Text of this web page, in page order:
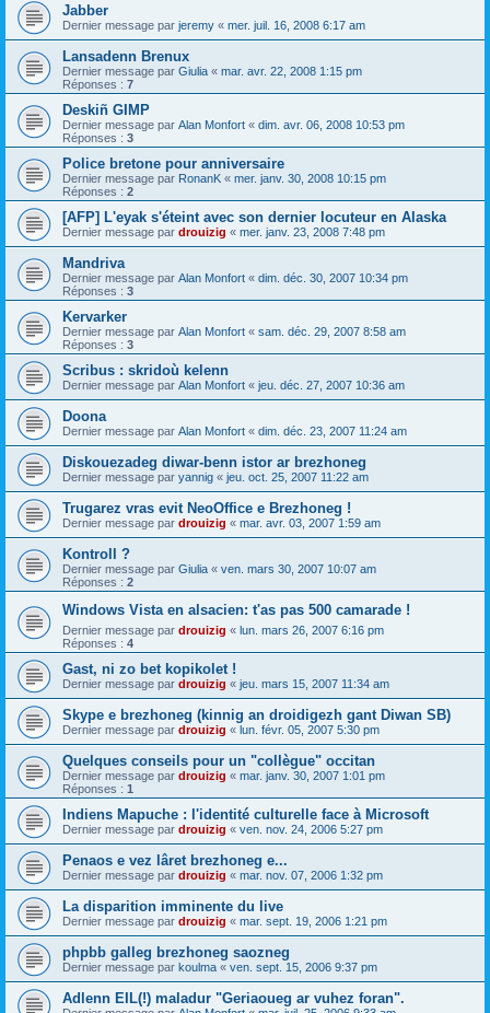
Jabber
Dernier message par jeremy « mer. juil. 16, 2008 6:17 am
Lansadenn Brenux
Dernier message par Giulia « mar. avr. 22, 2008 1:15 pm
Réponses : 7
Deskiñ GIMP
Dernier message par Alan Monfort « dim. avr. 06, 2008 10:53 pm
Réponses : 3
Police bretone pour anniversaire
Dernier message par RonanK « mer. janv. 30, 2008 10:15 pm
Réponses : 2
[AFP] L'eyak s'éteint avec son dernier locuteur en Alaska
Dernier message par drouizig « mer. janv. 23, 2008 7:48 pm
Mandriva
Dernier message par Alan Monfort « dim. déc. 30, 2007 10:34 pm
Réponses : 3
Kervarker
Dernier message par Alan Monfort « sam. déc. 29, 2007 8:58 am
Réponses : 3
Scribus : skridoù kelenn
Dernier message par Alan Monfort « jeu. déc. 27, 2007 10:36 am
Doona
Dernier message par Alan Monfort « dim. déc. 23, 2007 11:24 am
Diskouezadeg diwar-benn istor ar brezhoneg
Dernier message par yannig « jeu. oct. 25, 2007 11:22 am
Trugarez vras evit NeoOffice e Brezhoneg !
Dernier message par drouizig « mar. avr. 03, 2007 1:59 am
Kontroll ?
Dernier message par Giulia « ven. mars 30, 2007 10:07 am
Réponses : 2
Windows Vista en alsacien: t'as pas 500 camarade !
Dernier message par drouizig « lun. mars 26, 2007 6:16 pm
Réponses : 4
Gast, ni zo bet kopikolet !
Dernier message par drouizig « jeu. mars 15, 2007 11:34 am
Skype e brezhoneg (kinnig an droidigezh gant Diwan SB)
Dernier message par drouizig « lun. févr. 05, 2007 5:30 pm
Quelques conseils pour un "collègue" occitan
Dernier message par drouizig « mar. janv. 30, 2007 1:01 pm
Réponses : 1
Indiens Mapuche : l'identité culturelle face à Microsoft
Dernier message par drouizig « ven. nov. 24, 2006 5:27 pm
Penaos e vez lâret brezhoneg e...
Dernier message par drouizig « mar. nov. 07, 2006 1:32 pm
La disparition imminente du live
Dernier message par drouizig « mar. sept. 19, 2006 1:21 pm
phpbb galleg brezhoneg saozneg
Dernier message par koulma « ven. sept. 15, 2006 9:37 pm
Adlenn EIL(!) maladur "Geriaoueg ar vuhez foran".